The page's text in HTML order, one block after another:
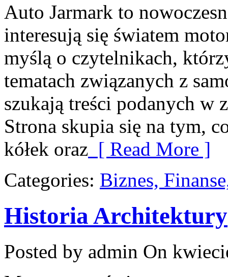
Auto Jarmark to
interesują się światem
myślą o czytelnikach,
tematach związanych z
szukają treści podanych w
Strona skupia się na tym,
kółek oraz [ Read More ]
Categories: Biznes,
Historia Architektury
Posted by admin On